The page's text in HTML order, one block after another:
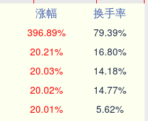
涨幅
换手率
396.89% 79.39%
20.21% 16.80%
20.03% 14.18%
20.02% 14.77%
20.01% 5.62%